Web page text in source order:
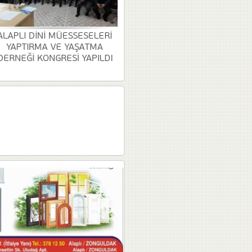
DİNİ MÜESSESELERİ
YAPTIRMA VE YAŞATMA
KONGRESİ YAPILDI